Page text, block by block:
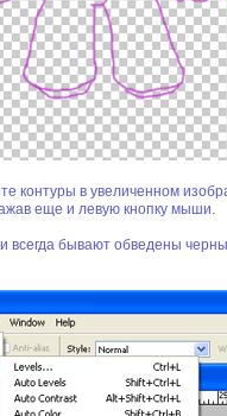
контуры в увеличенном
еще и левую кнопку мыши.
всегда бывают обведены